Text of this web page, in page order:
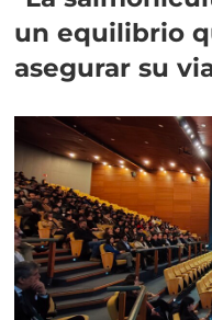
un equilibrio
asegurar su